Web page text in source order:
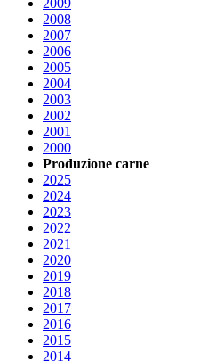
2009
2008
2007
2006
2005
2004
2003
2002
2001
2000
Produzione carne
2025
2024
2023
2022
2021
2020
2019
2018
2017
2016
2015
2014